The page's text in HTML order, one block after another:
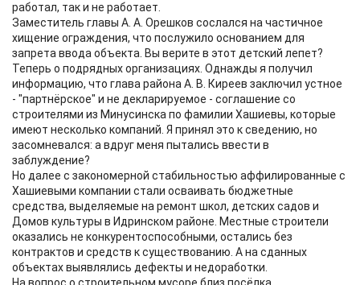
работал, так и не работает.
Заместитель главы А. А. Орешков сослался на частичное
хищение ограждения, что послужило основанием для
запрета ввода объекта. Вы верите в этот детский лепет?
Теперь о подрядных организациях. Однажды я получил
информацию, что глава района А. В. Киреев заключил устное
- "партнёрское" и не декларируемое - соглашение со
строителями из Минусинска по фамилии Хашиевы, которые
имеют несколько компаний. Я принял это к сведению, но
засомневался: а вдруг меня пытались ввести в
заблуждение?
Но далее с закономерной стабильностью аффилированные с
Хашиевыми компании стали осваивать бюджетные
средства, выделяемые на ремонт школ, детских садов и
Домов культуры в Идринском районе. Местные строители
оказались не конкурентоспособными, остались без
контрактов и средств к существованию. А на сданных
объектах выявлялись дефекты и недоработки.